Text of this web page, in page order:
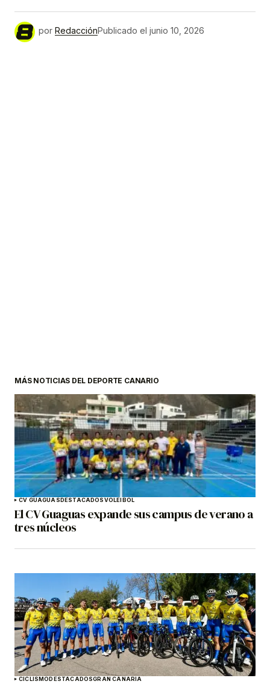
por RedacciónPublicado el junio 10, 2026
MÁS NOTICIAS DEL DEPORTE CANARIO
CV GUAGUASDESTACADOSVOLEIBOL
El CV Guaguas expande sus campus de verano a
tres núcleos
CICLISMODESTACADOSGRAN CANARIA